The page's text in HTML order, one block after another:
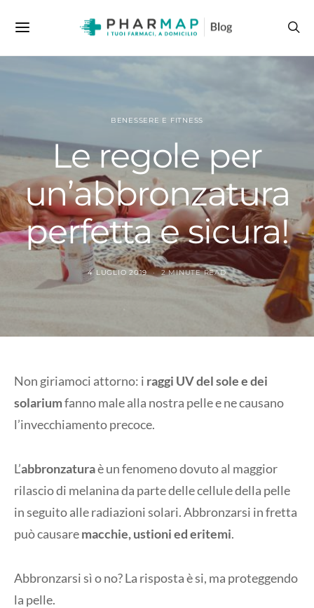
BENESSERE E FITNESS
Le regole per
un’abbronzatura
perfetta e sicura!
4 LUGLIO 2019 2 MINUTE READ
Non giriamoci attorno: i raggi UV del sole e dei
solariumfanno male alla nostra pelle e ne causano
l’invecchiamento precoce.
L’abbronzaturaè un fenomeno dovuto al maggior
rilascio di melaninada parte delle cellule della pelle
in seguito alle radiazioni solari. Abbronzarsi in fretta
può causaremacchie, ustioni ed eritemi.
Abbronzarsi sì o no? La risposta è si, ma proteggendo
la pelle.